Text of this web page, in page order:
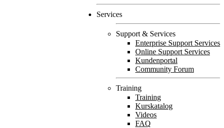
Services
Support & Services
Enterprise Support Services
Online Support Services
Kundenportal
Community Forum
Training
Training
Kurskatalog
Videos
FAQ